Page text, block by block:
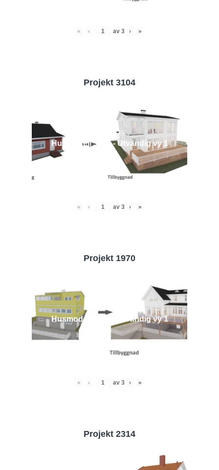
« ‹ av 3 › »
Projekt 3104
Husmodell 3104 - Utvändig vy 1
« ‹ av 3 › »
Projekt 1970
Husmodell 1970 - Utvändig vy 1
« ‹ av 3 › »
Projekt 2314